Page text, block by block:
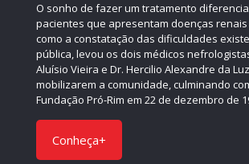
O sonho de fazer um tratamento
pacientes que apresentam doenças renais
como a constatação das dificuldades
pública, levou os dois médicos
Aluísio Vieira e Dr. Hercilio Alexandre da
mobilizarem a comunidade, culminando
Fundação Pró-Rim em 22 de dezembro de
Conheça+